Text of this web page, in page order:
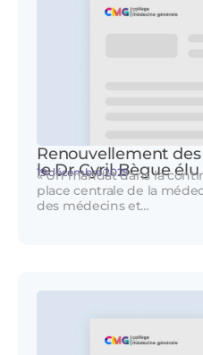
Renouvellement
le Dr Cyril Bègue
19 décembre 2025
« Un mandat dans la
place centrale de la
des médecins et…